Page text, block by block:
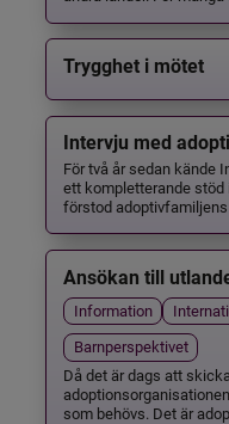
Trygghet i mötet
Intervju med
För två år sedan kände
ett kompletterande
förstod
Ansökan till
Information
Barnperspektivet
Då det är dags att
som behövs. Det är